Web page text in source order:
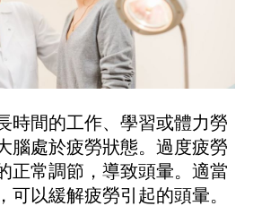
間的工作、學習或體力勞
腦處於疲勞狀態。過度疲勞
正常調節，導致頭暈。適當
可以緩解疲勞引起的頭暈。